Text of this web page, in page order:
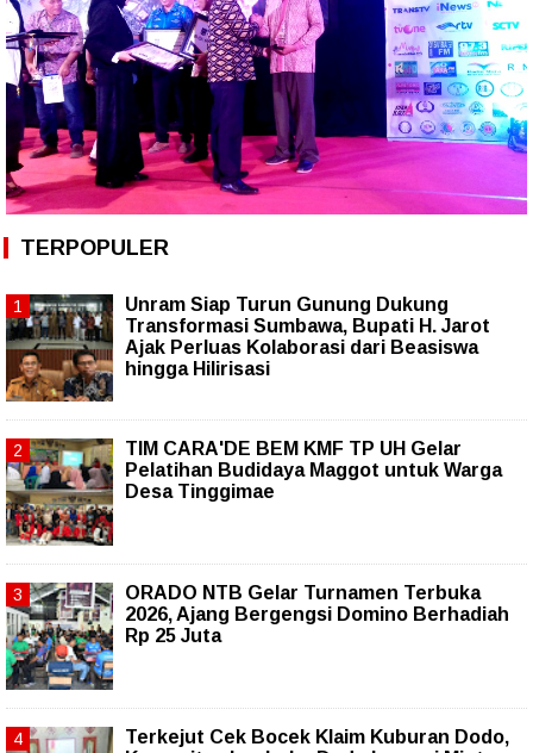
TERPOPULER
Unram Siap Turun Gunung Dukung
Transformasi Sumbawa, Bupati H. Jarot
Ajak Perluas Kolaborasi dari Beasiswa
hingga Hilirisasi
TIM CARA'DE BEM KMF TP UH Gelar
Pelatihan Budidaya Maggot untuk Warga
Desa Tinggimae
ORADO NTB Gelar Turnamen Terbuka
2026, Ajang Bergengsi Domino Berhadiah
Rp 25 Juta
Terkejut Cek Bocek Klaim Kuburan Dodo,